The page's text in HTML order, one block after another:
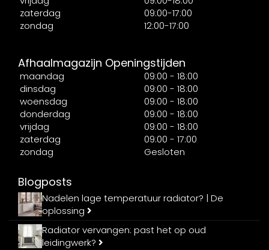
zaterdag
09:00-17:00
zondag
12:00-17:00
Afhaalmagazijn Openingstijden
maandag
09:00 - 18:00
dinsdag
09:00 - 18:00
woensdag
09:00 - 18:00
donderdag
09:00 - 18:00
vrijdag
09:00 - 18:00
zaterdag
09:00 - 17:00
zondag
Gesloten
Blogposts
Nadelen lage temperatuur radiator? | De
oplossing
Radiator vervangen: past het op oud
leidingwerk?